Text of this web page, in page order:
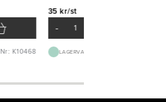
K10468
35 kr/st
-
LAGERVARA